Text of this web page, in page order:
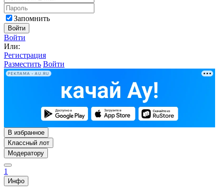
Запомнить
Войти
Войти
Или:
Регистрация
Разместить Войти
РЕКЛАМА • AU.RU
В избранное
Классный лот
Модератору
1
Инфо